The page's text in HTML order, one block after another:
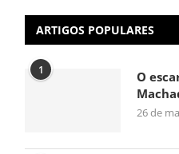
ARTIGOS POPULARES
1
O
26 de